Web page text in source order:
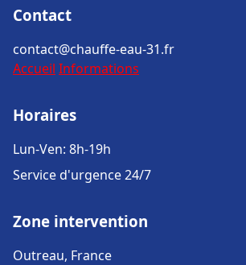
Contact
contact@chauffe-eau-31.fr
Accueil Informations
Horaires
Lun-Ven: 8h-19h
Service d'urgence 24/7
Zone intervention
Outreau, France